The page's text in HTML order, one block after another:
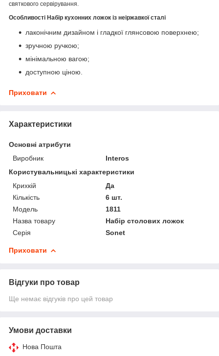
святкового сервірування.
Особливості Набір кухонних ложок із неіржавкої сталі
лаконічним дизайном і гладкої глянсовою поверхнею;
зручною ручкою;
мінімальною вагою;
доступною ціною.
Приховати
Характеристики
Основні атрибути
Виробник
Interos
Користувальницькі характеристики
Крихкій
Да
Кількість
6 шт.
Мoдель
1811
Назва товару
Набір столових ложок
Серія
Sonet
Приховати
Відгуки про товар
Ще немає відгуків про цей товар
Умови доставки
Нова Пошта